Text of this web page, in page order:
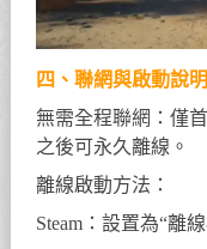
四、聯網與啟動說明
無需全程聯網：僅
之後可永久離線。
離線啟動方法：
Steam：設置為“離